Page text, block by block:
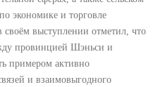
экономике и торговле
выступлении отметил, что
провинцией Шэньси и
примером активно
и взаимовыгодного